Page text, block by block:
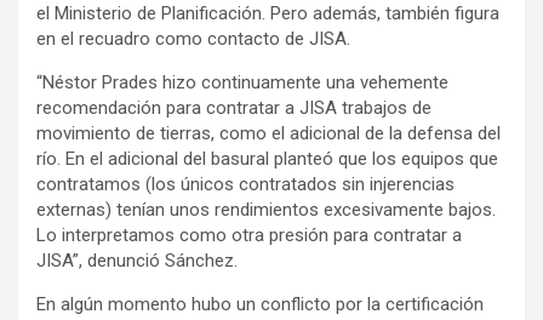
el Ministerio de Planificación. Pero además, también figura
en el recuadro como contacto de JISA.
“Néstor Prades hizo continuamente una vehemente
recomendación para contratar a JISA trabajos de
movimiento de tierras, como el adicional de la defensa del
río. En el adicional del basural planteó que los equipos que
contratamos (los únicos contratados sin injerencias
externas) tenían unos rendimientos excesivamente bajos.
Lo interpretamos como otra presión para contratar a
JISA”, denunció Sánchez.
En algún momento hubo un conflicto por la certificación